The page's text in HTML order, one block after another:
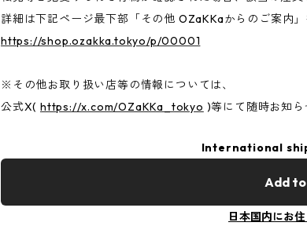
詳細は下記ページ最下部「その他 OZaKKaからのご案内」
https://shop.ozakka.tokyo/p/00001
※その他お取り扱い店等の情報については、
公式X( https://x.com/OZaKKa_tokyo )等にて随時お知ら
International
Add
日本国内にお